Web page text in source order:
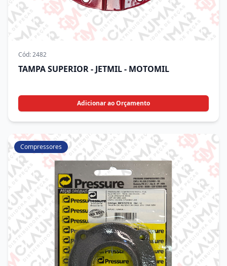
Cód:2482
TAMPA SUPERIOR - JETMIL - MOTOMIL
Adicionar ao Orçamento
Compressores